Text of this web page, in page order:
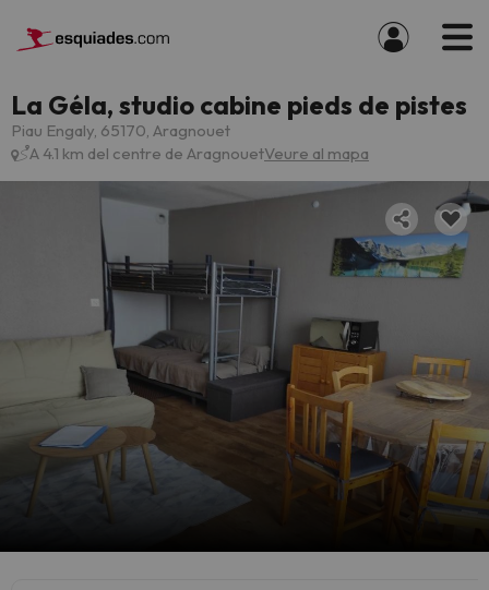
La Géla, studio cabine pieds de pistes
Piau Engaly, 65170, Aragnouet
A 4.1 km del centre de AragnouetVeure al mapa